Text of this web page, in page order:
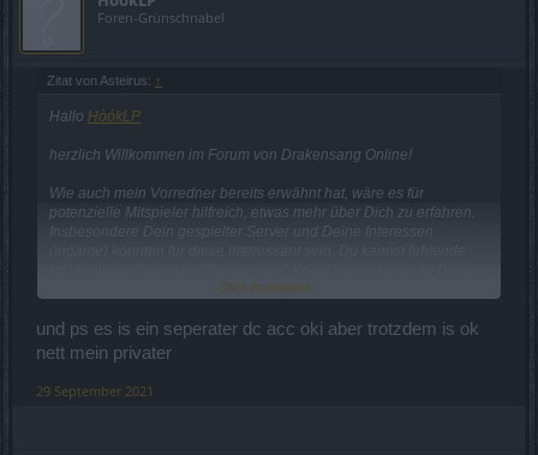
Foren-Grünschnabel
Zitat von Asteirus: ↑
Hallo HòókLP
herzlich Willkommen im Forum von Drakensang Online!
Wie auch mein Vorredner bereits erwähnt hat, wäre es für
potenzielle Mitspieler hilfreich, etwas mehr über Dich zu erfahren.
Insbesondere Dein gespielter Server und Deine Interessen
Deinen Discord-Namen haben wir zu Deiner eigenen Sicherheit
entfernt. Verabrede Dich bei Interesse gerne für eine Unterhaltung
über den Ingame-Chat. Dort könnt Ihr dann gerne auch euren
privaten Discord-Namen austauschen.
Click to expand...
und ps es is ein seperater dc acc oki aber trotzdem is ok
nett mein privater
29 September 2021